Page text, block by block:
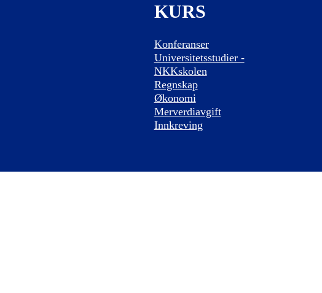
KURS
Konferanser
Universitetsstudier -
NKKskolen
Regnskap
Økonomi
Merverdiavgift
Innkreving